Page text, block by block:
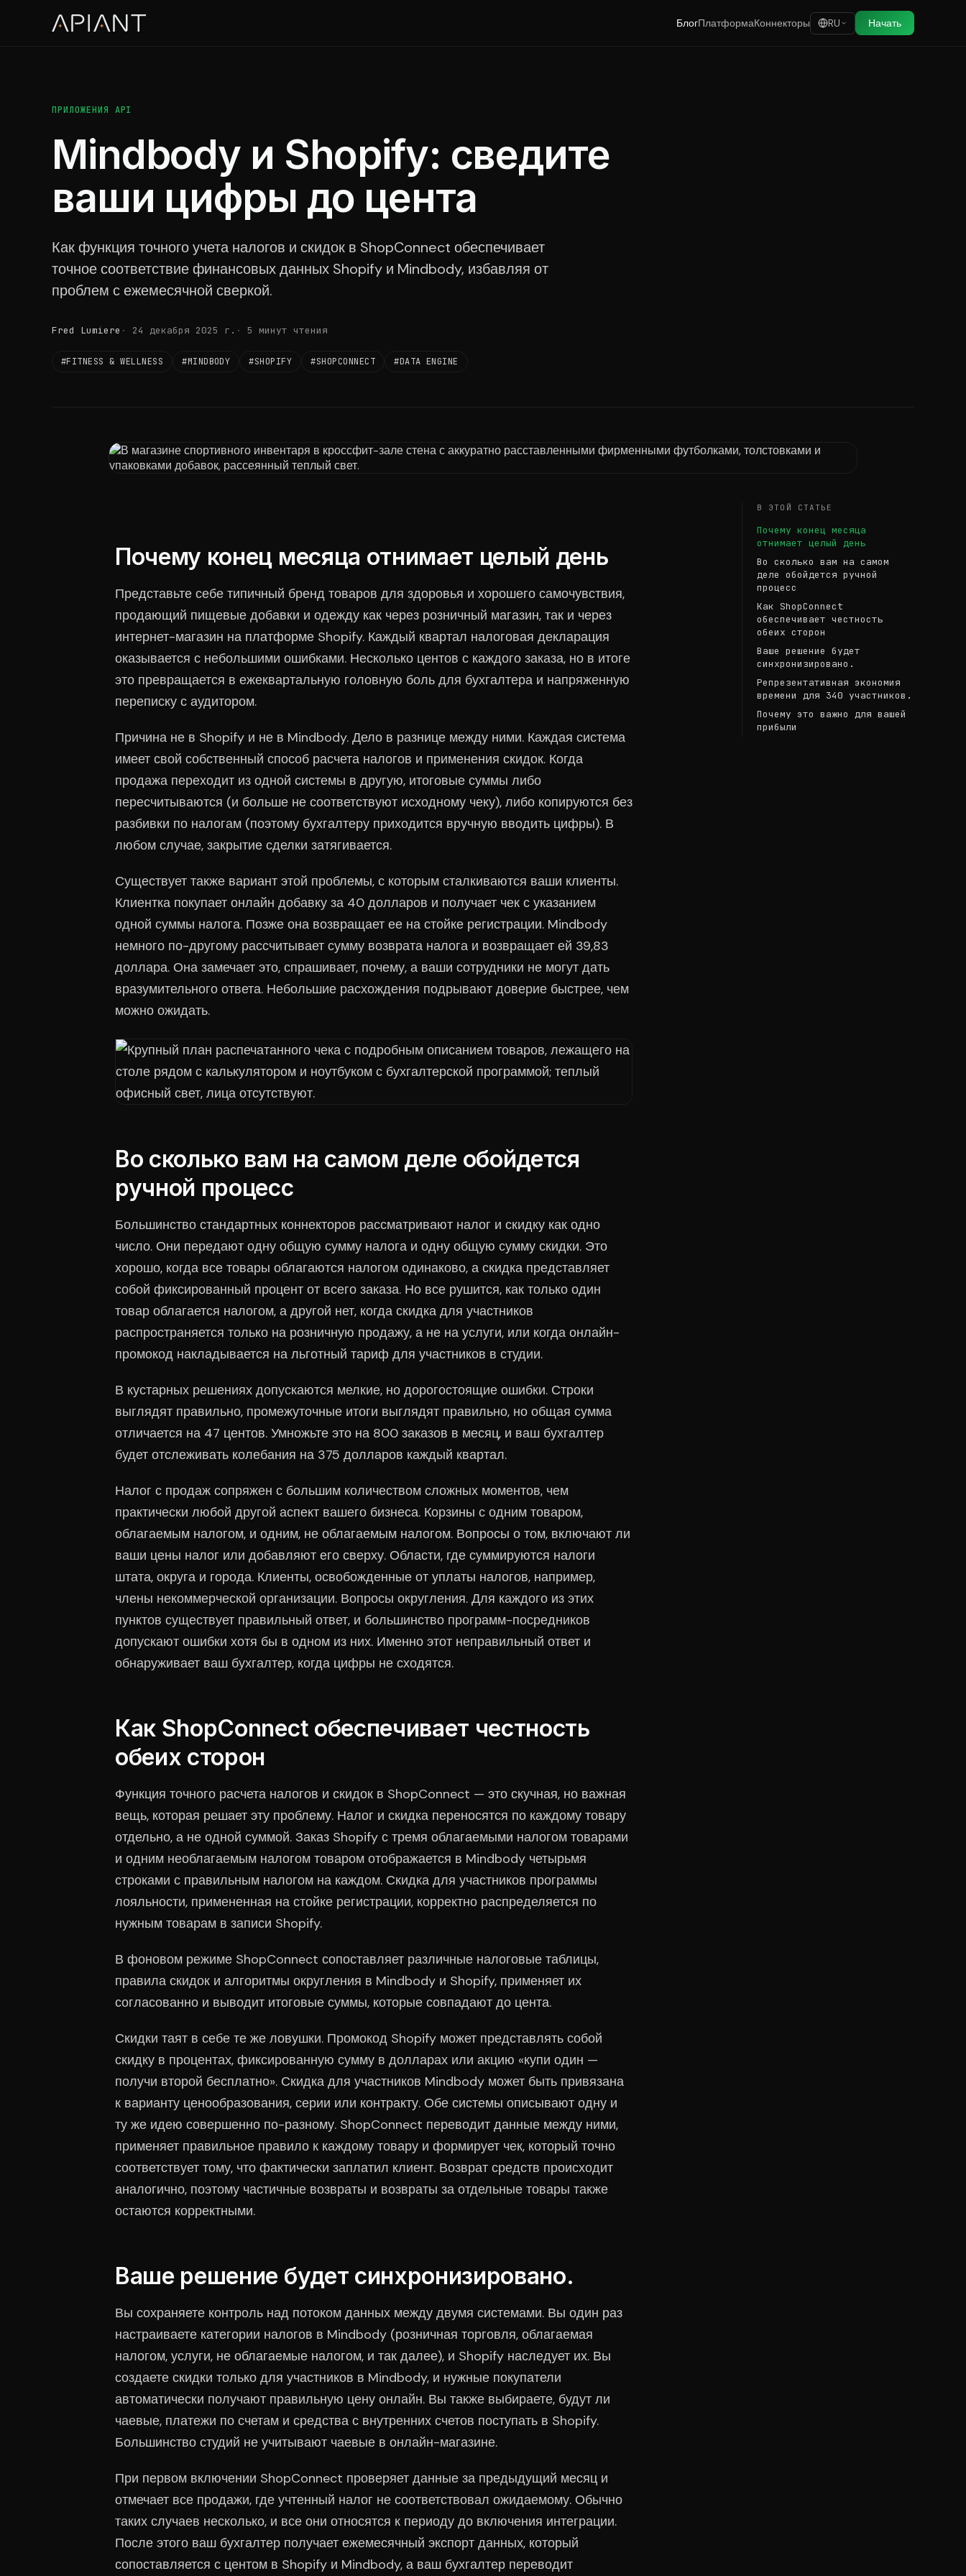
БлогПлатформаКоннекторы RU Начать
ПРИЛОЖЕНИЯ API
Mindbody и Shopify: сведите
ваши цифры до цента
Как функция точного учета налогов и скидок в ShopConnect обеспечивает
точное соответствие финансовых данных Shopify и Mindbody, избавляя от
проблем с ежемесячной сверкой.
Fred Lumiere 24 декабря 2025 г. 5 минут чтения
#FITNESS & WELLNESS #MINDBODY #SHOPIFY #SHOPCONNECT #DATA ENGINE
Почему конец месяца отнимает целый день
Представьте себе типичный бренд товаров для здоровья и хорошего самочувствия,
продающий пищевые добавки и одежду как через розничный магазин, так и через
интернет-магазин на платформе Shopify. Каждый квартал налоговая декларация
оказывается с небольшими ошибками. Несколько центов с каждого заказа, но в итоге
это превращается в ежеквартальную головную боль для бухгалтера и напряженную
переписку с аудитором.
Причина не в Shopify и не в Mindbody. Дело в разнице между ними. Каждая система
имеет свой собственный способ расчета налогов и применения скидок. Когда
продажа переходит из одной системы в другую, итоговые суммы либо
пересчитываются (и больше не соответствуют исходному чеку), либо копируются без
разбивки по налогам (поэтому бухгалтеру приходится вручную вводить цифры). В
любом случае, закрытие сделки затягивается.
Существует также вариант этой проблемы, с которым сталкиваются ваши клиенты.
Клиентка покупает онлайн добавку за 40 долларов и получает чек с указанием
одной суммы налога. Позже она возвращает ее на стойке регистрации. Mindbody
немного по-другому рассчитывает сумму возврата налога и возвращает ей 39,83
доллара. Она замечает это, спрашивает, почему, а ваши сотрудники не могут дать
вразумительного ответа. Небольшие расхождения подрывают доверие быстрее, чем
можно ожидать.
Во сколько вам на самом деле обойдется
ручной процесс
Большинство стандартных коннекторов рассматривают налог и скидку как одно
число. Они передают одну общую сумму налога и одну общую сумму скидки. Это
хорошо, когда все товары облагаются налогом одинаково, а скидка представляет
собой фиксированный процент от всего заказа. Но все рушится, как только один
товар облагается налогом, а другой нет, когда скидка для участников
распространяется только на розничную продажу, а не на услуги, или когда онлайн-
промокод накладывается на льготный тариф для участников в студии.
В кустарных решениях допускаются мелкие, но дорогостоящие ошибки. Строки
выглядят правильно, промежуточные итоги выглядят правильно, но общая сумма
отличается на 47 центов. Умножьте это на 800 заказов в месяц, и ваш бухгалтер
будет отслеживать колебания на 375 долларов каждый квартал.
Налог с продаж сопряжен с большим количеством сложных моментов, чем
практически любой другой аспект вашего бизнеса. Корзины с одним товаром,
облагаемым налогом, и одним, не облагаемым налогом. Вопросы о том, включают ли
ваши цены налог или добавляют его сверху. Области, где суммируются налоги
штата, округа и города. Клиенты, освобожденные от уплаты налогов, например,
члены некоммерческой организации. Вопросы округления. Для каждого из этих
пунктов существует правильный ответ, и большинство программ-посредников
допускают ошибки хотя бы в одном из них. Именно этот неправильный ответ и
обнаруживает ваш бухгалтер, когда цифры не сходятся.
Как ShopConnect обеспечивает честность
обеих сторон
Функция точного расчета налогов и скидок в ShopConnect — это скучная, но важная
вещь, которая решает эту проблему. Налог и скидка переносятся по каждому товару
отдельно, а не одной суммой. Заказ Shopify с тремя облагаемыми налогом товарами
и одним необлагаемым налогом товаром отображается в Mindbody четырьмя
строками с правильным налогом на каждом. Скидка для участников программы
лояльности, примененная на стойке регистрации, корректно распределяется по
нужным товарам в записи Shopify.
В фоновом режиме ShopConnect сопоставляет различные налоговые таблицы,
правила скидок и алгоритмы округления в Mindbody и Shopify, применяет их
согласованно и выводит итоговые суммы, которые совпадают до цента.
Скидки таят в себе те же ловушки. Промокод Shopify может представлять собой
скидку в процентах, фиксированную сумму в долларах или акцию «купи один —
получи второй бесплатно». Скидка для участников Mindbody может быть привязана
к варианту ценообразования, серии или контракту. Обе системы описывают одну и
ту же идею совершенно по-разному. ShopConnect переводит данные между ними,
применяет правильное правило к каждому товару и формирует чек, который точно
соответствует тому, что фактически заплатил клиент. Возврат средств происходит
аналогично, поэтому частичные возвраты и возвраты за отдельные товары также
остаются корректными.
Ваше решение будет синхронизировано.
Вы сохраняете контроль над потоком данных между двумя системами. Вы один раз
настраиваете категории налогов в Mindbody (розничная торговля, облагаемая
налогом, услуги, не облагаемые налогом, и так далее), и Shopify наследует их. Вы
создаете скидки только для участников в Mindbody, и нужные покупатели
автоматически получают правильную цену онлайн. Вы также выбираете, будут ли
чаевые, платежи по счетам и средства с внутренних счетов поступать в Shopify.
Большинство студий не учитывают чаевые в онлайн-магазине.
При первом включении ShopConnect проверяет данные за предыдущий месяц и
отмечает все продажи, где учтенный налог не соответствовал ожидаемому. Обычно
таких случаев несколько, и все они относятся к периоду до включения интеграции.
После этого ваш бухгалтер получает ежемесячный экспорт данных, который
сопоставляется с центом в Shopify и Mindbody, а ваш бухгалтер переводит
В ЭТОЙ СТАТЬЕ
Почему конец месяца
отнимает целый день
Во сколько вам на самом
деле обойдется ручной
процесс
Как ShopConnect
обеспечивает честность
обеих сторон
Ваше решение будет
синхронизировано.
Репрезентативная экономия
времени для 340 участников.
Почему это важно для вашей
прибыли